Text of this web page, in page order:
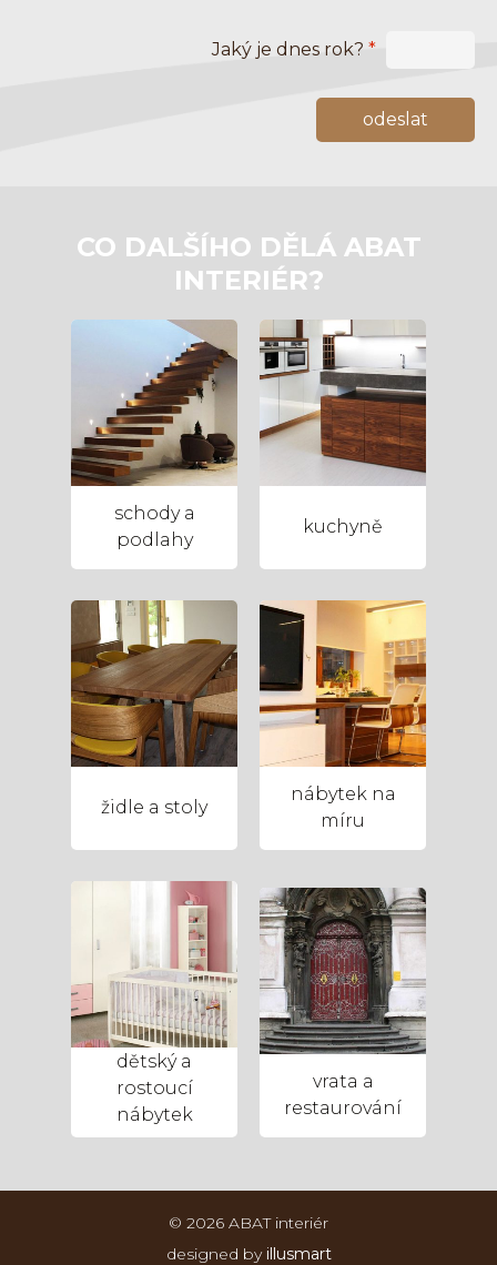
Jaký je dnes rok? *
CO DALŠÍHO DĚLÁ ABAT
INTERIÉR?
schody a
podlahy
kuchyně
židle a stoly
nábytek na
míru
dětský a
rostoucí
nábytek
vrata a
restaurování
© 2026 ABAT interiér
designed by illusmart